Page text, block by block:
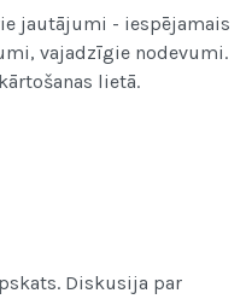
jautājumi - iespējamais
vajadzīgie nodevumi.
lietā.
Diskusija par